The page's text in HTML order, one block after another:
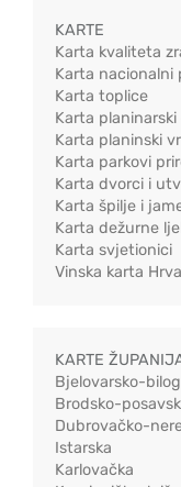
KARTE
Karta kvaliteta
Karta nacionalni
Karta toplice
Karta
Karta planinski
Karta parkovi
Karta dvorci i
Karta špilje i
Karta dežurne
Karta svjetionici
Vinska karta
KARTE
Bjelovarsko-
Brodsko-
Dubrovačko-
Istarska
Karlovačka